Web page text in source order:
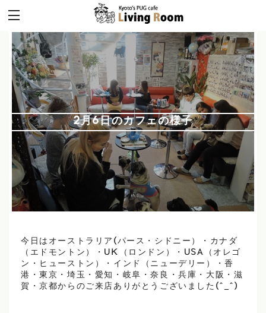
2月6日のカフェの様子
今日はオーストラリア(パース・シドニー）・カナダ
（エドモントン）・UK（ロンドン）・USA（オレゴ
ン・ヒューストン）・インド（ニューデリー）・香
港・東京・埼玉・愛知・岐阜・奈良・兵庫・大阪・滋
賀・京都からのご来店ありがとうございました(^_^)